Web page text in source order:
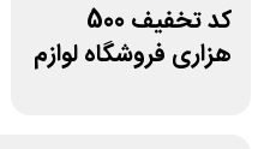
کد تخفیف 500
هزاری فروشگاه لوازم